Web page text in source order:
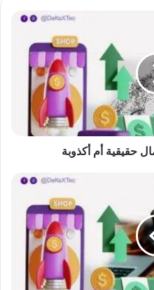
حقيقية أم أكذوبة